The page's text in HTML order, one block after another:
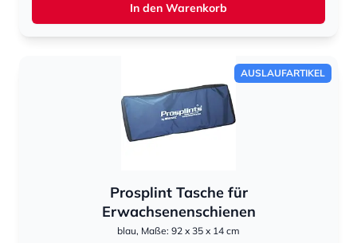
In den Warenkorb
AUSLAUFARTIKEL
Prosplint Tasche für
Erwachsenenschienen
blau, Maße: 92 x 35 x 14 cm